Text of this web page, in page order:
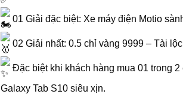
01 Giải đặc biệt: Xe máy điện Motio
02 Giải nhất: 0.5 chỉ vàng 9999 – Tài
Đặc biệt khi khách hàng mua 01 trong
Galaxy Tab S10 siêu xịn.